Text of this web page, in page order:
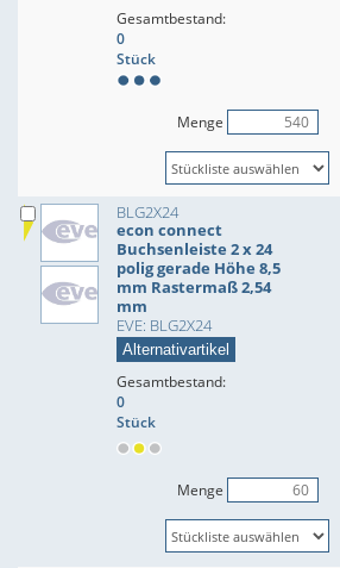
Gesamtbestand:
0
Stück
Menge
BLG2X24
econ connect
Buchsenleiste 2 x 24
polig gerade Höhe 8,5
mm Rastermaß 2,54
mm
EVE: BLG2X24
Alternativartikel
Gesamtbestand:
0
Stück
Menge